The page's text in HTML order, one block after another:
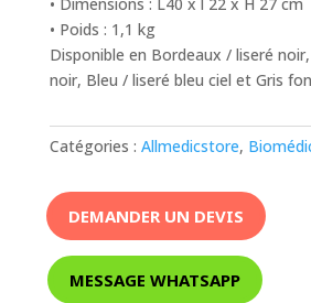
• Poids : 1,1 kg
Disponible en Bordeaux / liseré
noir, Bleu / liseré bleu ciel et Gris
Catégories : Allmedicstore,
DEMANDER UN DEVIS
MESSAGE WHATSAPP